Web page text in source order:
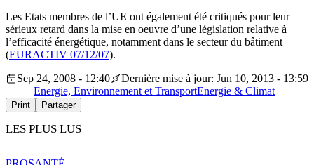
Les Etats membres de l’UE ont également été critiqués pour leur
sérieux retard dans la mise en oeuvre d’une législation relative à
l’efficacité énergétique, notamment dans le secteur du bâtiment
(EURACTIV 07/12/07).
Sep 24, 2008 - 12:40
Dernière mise à jour: Jun 10, 2013 - 13:59
Energie, Environnement et TransportEnergie & Climat
Print Partager
LES PLUS LUS